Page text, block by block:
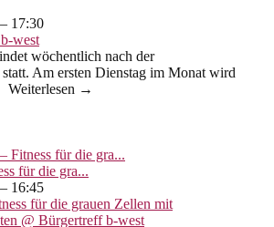
17:30
wöchentlich nach der
Am ersten Dienstag im Monat wird
→
Fitness für die gra...
für die gra...
16:45